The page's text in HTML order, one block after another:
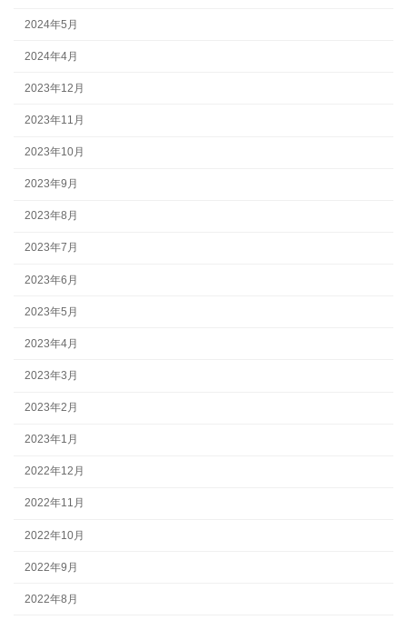
2024年5月
2024年4月
2023年12月
2023年11月
2023年10月
2023年9月
2023年8月
2023年7月
2023年6月
2023年5月
2023年4月
2023年3月
2023年2月
2023年1月
2022年12月
2022年11月
2022年10月
2022年9月
2022年8月